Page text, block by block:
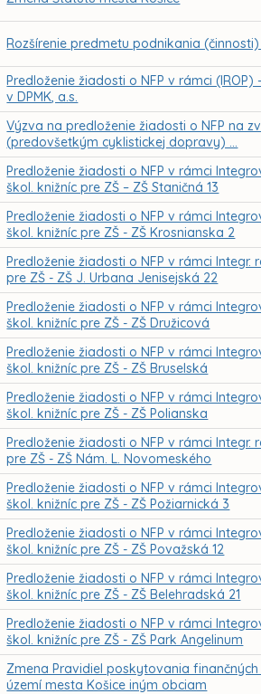
Rozšírenie predmetu podnikania
Predloženie žiadosti o NFP v rámci
v DPMK, a.s.
Výzva na predloženie žiadosti o NFP na
(predovšetkým cyklistickej dopravy) ...
Predloženie žiadosti o NFP v rámci
škol. knižníc pre ZŠ – ZŠ Staničná 13
Predloženie žiadosti o NFP v rámci
škol. knižníc pre ZŠ - ZŠ Krosnianska 2
Predloženie žiadosti o NFP v rámci
pre ZŠ - ZŠ J. Urbana Jenisejská 22
Predloženie žiadosti o NFP v rámci
škol. knižníc pre ZŠ - ZŠ Družicová
Predloženie žiadosti o NFP v rámci
škol. knižníc pre ZŠ - ZŠ Bruselská
Predloženie žiadosti o NFP v rámci
škol. knižníc pre ZŠ - ZŠ Polianska
Predloženie žiadosti o NFP v rámci
pre ZŠ - ZŠ Nám. L. Novomeského
Predloženie žiadosti o NFP v rámci
škol. knižníc pre ZŠ - ZŠ Požiarnická 3
Predloženie žiadosti o NFP v rámci
škol. knižníc pre ZŠ - ZŠ Považská 12
Predloženie žiadosti o NFP v rámci
škol. knižníc pre ZŠ - ZŠ Belehradská 21
Predloženie žiadosti o NFP v rámci
škol. knižníc pre ZŠ - ZŠ Park Angelinum
Zmena Pravidiel poskytovania
území mesta Košice iným obciam